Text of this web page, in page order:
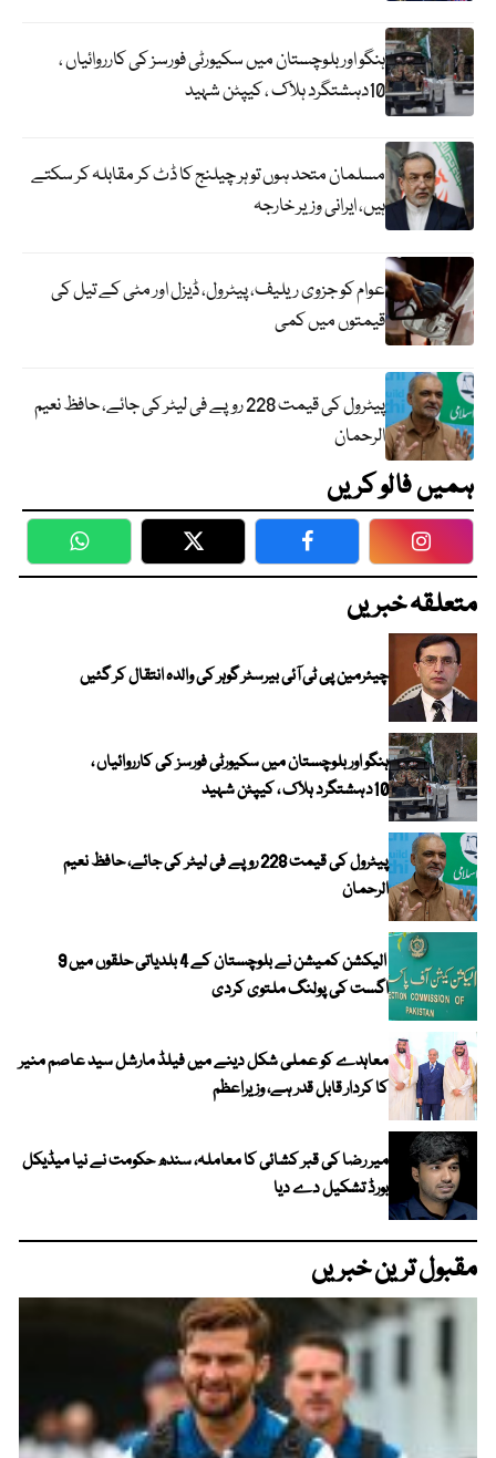
ہنگو اور بلوچستان میں سکیورٹی فورسز کی کارروائیاں ،
10دہشتگرد ہلاک ، کیپٹن شہید
مسلمان متحد ہوں تو ہر چیلنج کا ڈٹ کر مقابلہ کر سکتے
ہیں، ایرانی وزیر خارجہ
عوام کو جزوی ریلیف، پیٹرول، ڈیزل اور مٹی کے تیل کی
قیمتوں میں کمی
پیٹرول کی قیمت 228 روپے فی لیٹر کی جائے، حافظ نعیم
الرحمان
ہمیں فالو کریں
WhatsApp Twitter Facebook
متعلقہ خبریں
چیئرمین پی ٹی آئی بیرسٹر گوہر کی والدہ انتقال کر گئیں
ہنگو اور بلوچستان میں سکیورٹی فورسز کی کارروائیاں ،
10دہشتگرد ہلاک ، کیپٹن شہید
پیٹرول کی قیمت 228 روپے فی لیٹر کی جائے، حافظ نعیم
الرحمان
الیکشن کمیشن نے بلوچستان کے 4 بلدیاتی حلقوں میں 9
اگست کی پولنگ ملتوی کردی
معاہدے کو عملی شکل دینے میں فیلڈ مارشل سید عاصم منیر
کا کردار قابل قدر ہے، وزیراعظم
میر رضا کی قبر کشائی کا معاملہ، سندھ حکومت نے نیا میڈیکل
بورڈ تشکیل دے دیا
مقبول ترین خبریں